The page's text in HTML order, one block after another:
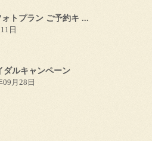
トプラン ご予約キ ...
日
ダルキャンペーン
09月28日